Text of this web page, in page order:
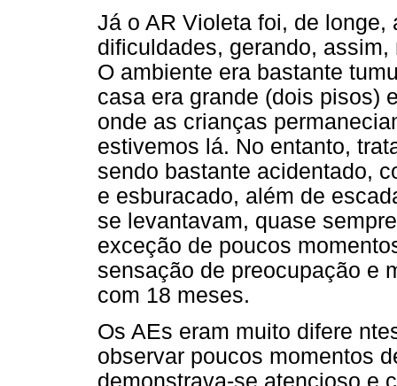
Já o AR Violeta foi, de
dificuldades, gerando,
O ambiente era bastante
casa era grande (dois pisos)
onde as crianças
estivemos lá. No entanto,
sendo bastante acidentado,
e esburacado, além de
se levantavam, quase
exceção de poucos
sensação de preocupação e
com 18 meses.
Os AEs eram muito difere
observar poucos momentos
demonstrava-se atencioso e